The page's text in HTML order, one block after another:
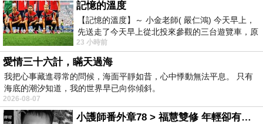
記憶的溫度
【記憶的溫度】～ 小金老師( 嚴仁鴻) 今天早上，
先送走了今天早上從北投來參觀的三台遊覽車，原
以為展場已經差不多要安靜下來，卻發
23 小時前
愛情三十六計，瞞天過海
我把心事藏進尋常的問候，海面平靜如昔，心中悸動無法平息。 只有
海底的潮汐知道，我的世界早已向你傾斜。
2026-08-07
小護師番外章78 > 福慧雙修 年輕卻有個老靈魂 ㄑ金剛經〉podcast